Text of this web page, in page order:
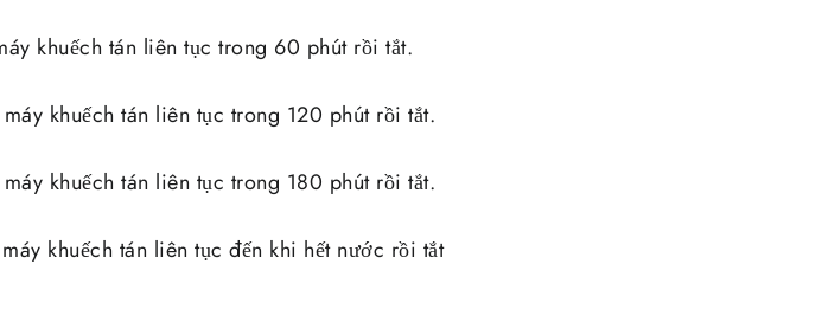
khuếch tán liên tục trong 60 phút rồi tắt.
khuếch tán liên tục trong 120 phút rồi tắt.
khuếch tán liên tục trong 180 phút rồi tắt.
khuếch tán liên tục đến khi hết nước rồi tắt